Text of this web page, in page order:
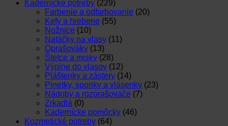
Kadernícke potreby (229)
Farbenie a odfarbovanie (20)
Kefy a hrebene (55)
Nožnice (10)
Natáčky na vlasy (11)
Oprašováky (13)
Štetce a misky (28)
Výplne do vlasov (12)
Pláštenky a zástery (14)
Pinetky, sponky a vlásenky (23)
Nádoby a rozprašovače (7)
Zrkadlá (0)
Kadernícke pomôcky (46)
Kozmetické potreby (64)